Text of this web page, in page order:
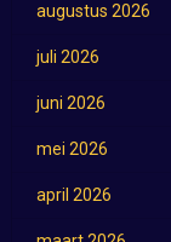
augustus 2026
juli 2026
juni 2026
mei 2026
april 2026